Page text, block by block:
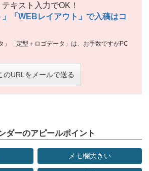
キスト入力でOK！
」「WEBレイアウト」で入稿はコ
」「定型＋ロゴデータ」は、お手数ですがPC
のURLをメールで送る
ダーのアピールポイント
メモ欄大きい